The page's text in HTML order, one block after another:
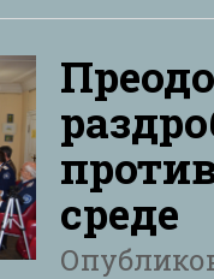
среде